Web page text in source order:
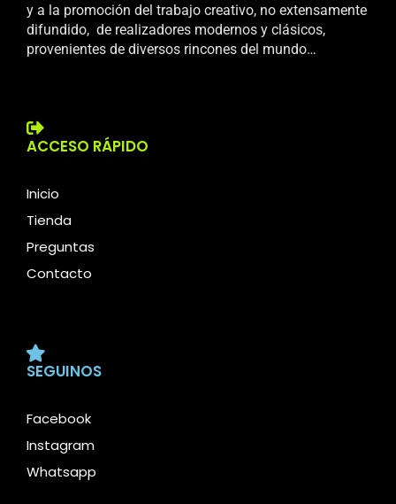
y a la promoción del trabajo creativo, no extensamente
difundido, de realizadores modernos y clásicos,
provenientes de diversos rincones del mundo…
ACCESO RÁPIDO
Inicio
Tienda
Preguntas
Contacto
SEGUINOS
Facebook
Instagram
Whatsapp